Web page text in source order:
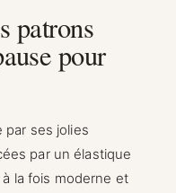
patrons
pour
par ses jolies
par un élastique
la fois moderne et